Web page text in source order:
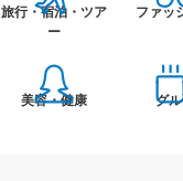
旅行・宿泊・ツア
ー
ファッ
美容・健康 グ